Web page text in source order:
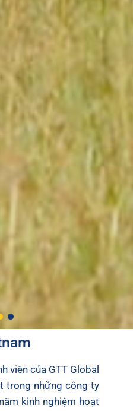
viên của GTT Global
trong những công ty
kinh nghiệm hoạt